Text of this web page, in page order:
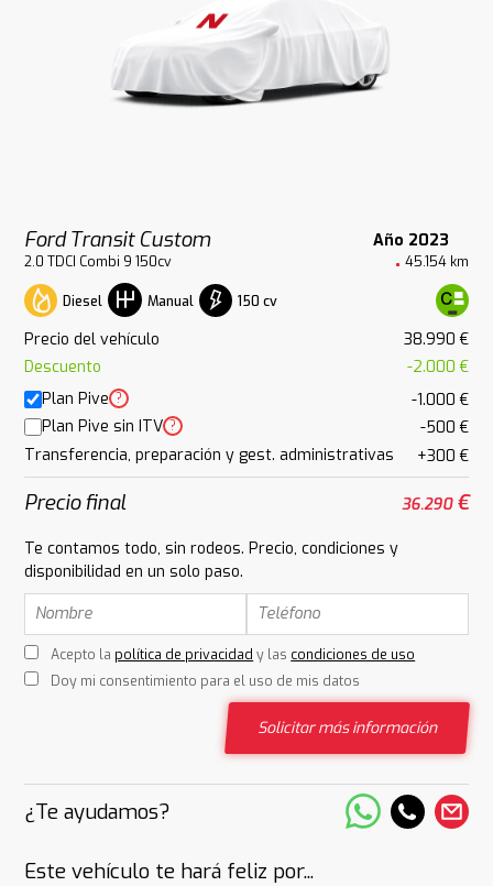
Ford Transit Custom Año 2023
2.0 TDCI Combi 9 150cv 45.154 km
Diesel Manual 150 cv
Precio del vehículo
38.990 €
Descuento
-2.000 €
Plan Pive ?
-1.000 €
Plan Pive sin ITV ?
-500 €
Transferencia, preparación y gest. administrativas
+300 €
Precio final 36.290€
Te contamos todo, sin rodeos. Precio, condiciones y
disponibilidad en un solo paso.
Acepto la política de privacidad y las condiciones de uso
Doy mi consentimiento para el uso de mis datos
Solicitar más información
¿Te ayudamos?
Este vehículo te hará feliz por...